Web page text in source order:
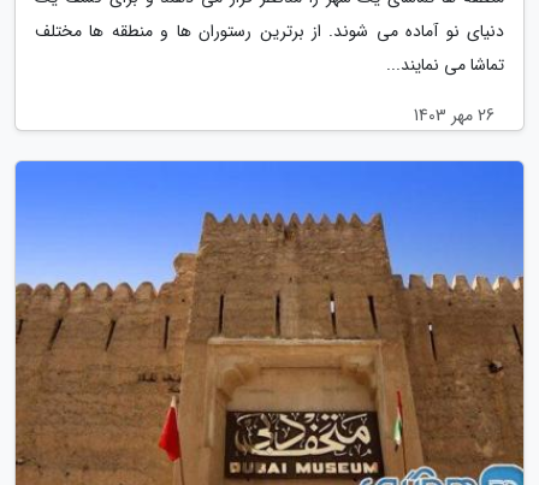
دنیای نو آماده می شوند. از برترین رستوران ها و منطقه ها مختلف
تماشا می نمایند...
26 مهر 1403